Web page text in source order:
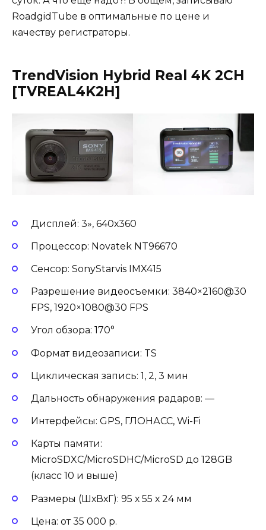
RoadgidTube в оптимальные по цене и
качеству регистраторы.
TrendVision Hybrid Real 4K 2CH
[TVREAL4K2H]
Дисплей: 3», 640х360
Процессор: Novatek NT96670
Сенсор: SonyStarvis IMX415
Разрешение видеосъемки: 3840×2160@30
FPS, 1920×1080@30 FPS
Угол обзора: 170°
Формат видеозаписи: TS
Циклическая запись: 1, 2, 3 мин
Дальность обнаружения радаров: —
Интерфейсы: GPS, ГЛОНАСС, Wi-Fi
Карты памяти:
MicroSDXC/MicroSDHC/MicroSD до 128GB
(класс 10 и выше)
Размеры (ШхВхГ): 95 х 55 х 24 мм
Цена: от 35 000 р.